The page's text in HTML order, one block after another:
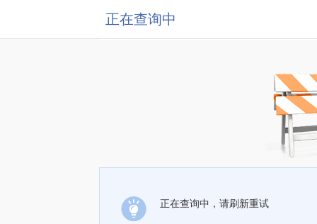
正在查询中
正在查询中，请刷新重试